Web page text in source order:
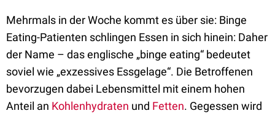
Mehrmals in der Woche kommt es über sie: Binge
Eating-Patienten schlingen Essen in sich hinein: Daher
der Name – das englische „binge eating“ bedeutet
soviel wie „exzessives Essgelage“. Die Betroffenen
bevorzugen dabei Lebensmittel mit einem hohen
Anteil an Kohlenhydraten und Fetten. Gegessen wird